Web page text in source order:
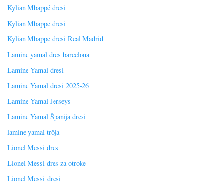
Kylian Mbappé dresi
Kylian Mbappe dresi
Kylian Mbappe dresi Real Madrid
Lamine yamal dres barcelona
Lamine Yamal dresi
Lamine Yamal dresi 2025-26
Lamine Yamal Jerseys
Lamine Yamal Španija dresi
lamine yamal tröja
Lionel Messi dres
Lionel Messi dres za otroke
Lionel Messi dresi